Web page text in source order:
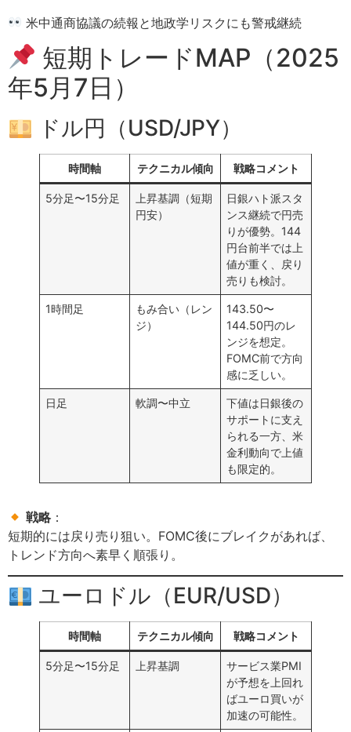
米中通商協議の続報と地政学リスクにも警戒継続
短期トレードMAP（2025
年5月7日）
ドル円（USD/JPY）
時間軸 テクニカル傾向 戦略コメント
5分足〜15分足
上昇基調（短期
円安）
日銀ハト派スタ
ンス継続で円売
りが優勢。144
円台前半では上
値が重く、戻り
売りも検討。
1時間足
もみ合い（レン
ジ）
143.50〜
144.50円のレ
ンジを想定。
FOMC前で方向
感に乏しい。
日足 軟調〜中立
下値は日銀後の
サポートに支え
られる一方、米
金利動向で上値
も限定的。
戦略：
短期的には戻り売り狙い。FOMC後にブレイクがあれば、
トレンド方向へ素早く順張り。
ユーロドル（EUR/USD）
時間軸 テクニカル傾向 戦略コメント
5分足〜15分足 上昇基調
サービス業PMI
が予想を上回れ
ばユーロ買いが
加速の可能性。